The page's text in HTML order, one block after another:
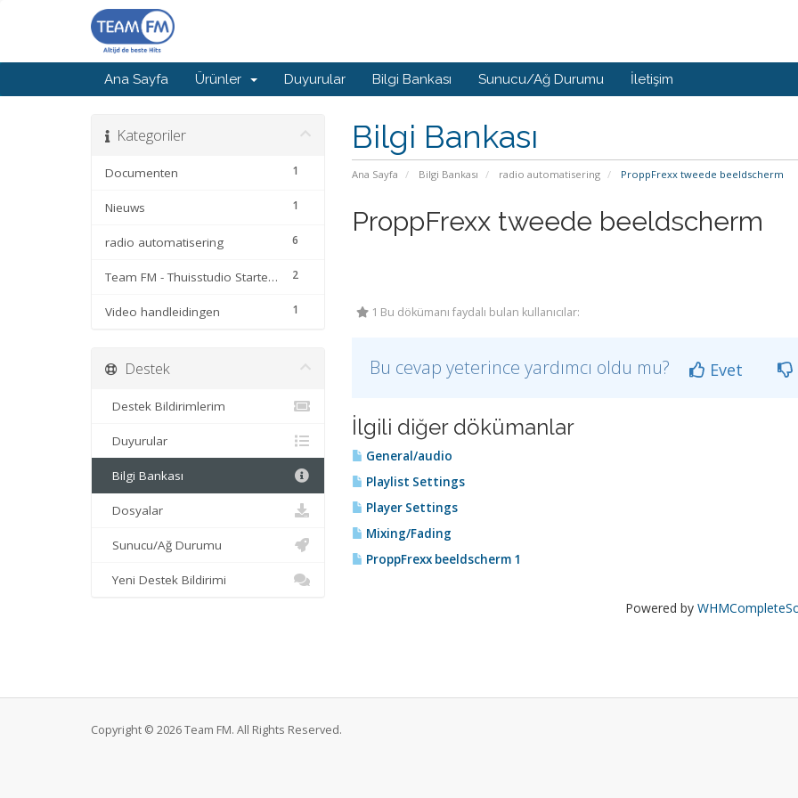
Ana Sayfa Ürünler Duyurular Bilgi Bankası Sunucu/Ağ Durumu İletişim
Bilgi Bankası
Ana Sayfa Bilgi Bankası radio automatisering ProppFrexx tweede beeldscherm
Kategoriler
1
Documenten
1
Nieuws
6
radio automatisering
2
Team FM - Thuisstudio Startersgids en Ondersteuning
1
Video handleidingen
ProppFrexx tweede beeldscherm
1 Bu dökümanı faydalı bulan kullanıcılar:
Bu cevap yeterince yardımcı oldu mu? Evet
İlgili diğer dökümanlar
General/audio
Playlist Settings
Player Settings
Mixing/Fading
ProppFrexx beeldscherm 1
Powered by
Destek
Destek Bildirimlerim
Duyurular
Bilgi Bankası
Dosyalar
Sunucu/Ağ Durumu
Yeni Destek Bildirimi
Copyright © 2026 Team FM. All Rights Reserved.